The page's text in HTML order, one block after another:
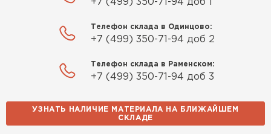
+7 (499) 350-71-94 доб 1
Телефон склада в Одинцово:
+7 (499) 350-71-94 доб 2
Телефон склада в Раменском:
+7 (499) 350-71-94 доб 3
УЗНАТЬ НАЛИЧИЕ МАТЕРИАЛА НА БЛИЖАЙШЕМ
СКЛАДЕ